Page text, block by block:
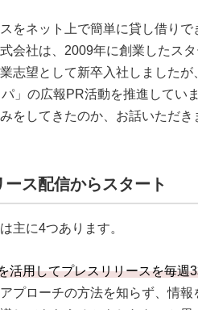
をネット上で簡単に貸し借り
会社は、2009年に創業したス
志望として新卒入社しました
」の広報PR活動を推進してい
をしてきたのか、お話いただき
ス配信からスタート
主に4つあります。
活用してプレスリリースを毎週
プローチの方法を知らず、情